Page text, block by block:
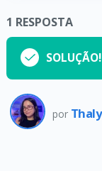
1 RESPOSTA
SOLUÇÃO!
por